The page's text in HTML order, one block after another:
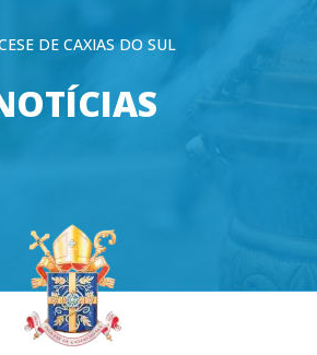
DE CAXIAS DO SUL